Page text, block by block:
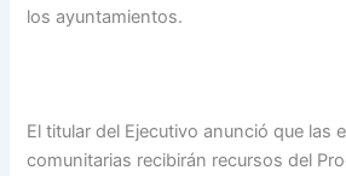
los ayuntamientos.
El titular del Ejecutivo anunció que las
comunitarias recibirán recursos del